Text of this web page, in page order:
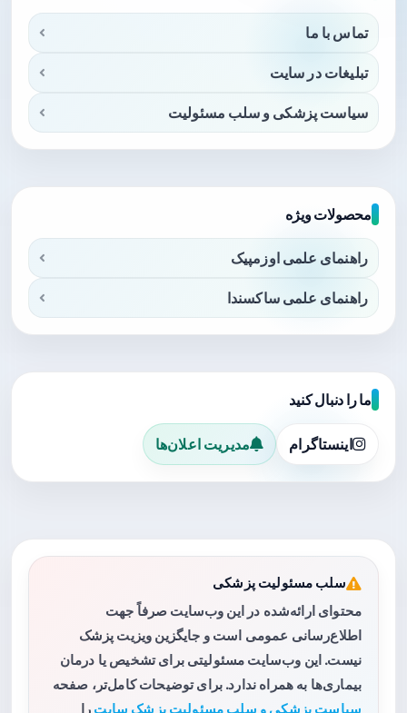
تماس با ما
تبلیغات در سایت
سیاست پزشکی و سلب مسئولیت
محصولات ویژه
راهنمای علمی اوزمپیک
راهنمای علمی ساکسندا
ما را دنبال کنید
اینستاگرام مدیریت اعلان‌ها
سلب مسئولیت پزشکی
محتوای ارائه‌شده در این وب‌سایت صرفاً جهت
اطلاع‌رسانی عمومی است و جایگزین ویزیت پزشک
نیست. این وب‌سایت مسئولیتی برای تشخیص یا درمان
بیماری‌ها به همراه ندارد. برای توضیحات کامل‌تر، صفحه